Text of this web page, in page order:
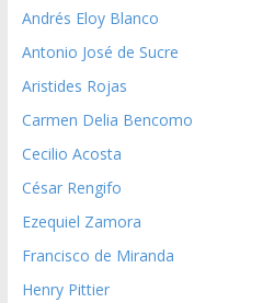
Andrés Eloy Blanco
Antonio José de Sucre
Aristides Rojas
Carmen Delia Bencomo
Cecilio Acosta
César Rengifo
Ezequiel Zamora
Francisco de Miranda
Henry Pittier